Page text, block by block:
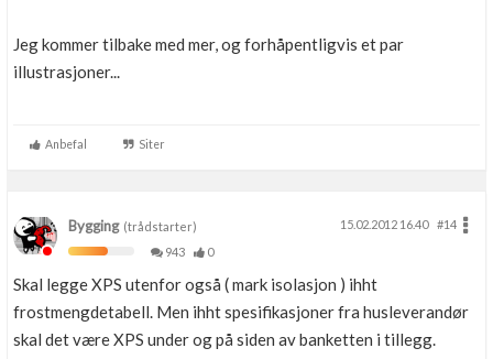
Jeg kommer tilbake med mer, og forhåpentligvis et par
illustrasjoner...
Anbefal Siter
Bygging(trådstarter) 15.02.2012 16.40
#14
943
0
Skal legge XPS utenfor også ( mark isolasjon ) ihht
frostmengdetabell. Men ihht spesifikasjoner fra husleverandør
skal det være XPS under og på siden av banketten i tillegg.